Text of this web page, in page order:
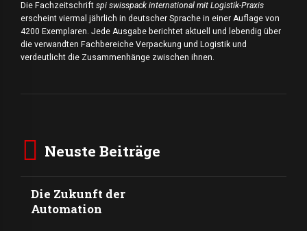
Die Fachzeitschrift spi swisspack international mit Logistik-Praxis
erscheint viermal jährlich in deutscher Sprache in einer Auflage von
4200 Exemplaren. Jede Ausgabe berichtet aktuell und lebendig über
die verwandten Fachbereiche Verpackung und Logistik und
verdeutlicht die Zusammenhänge zwischen ihnen.
Neuste Beiträge
Die Zukunft der
Automation